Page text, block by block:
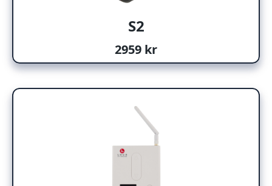
S2
2959 kr